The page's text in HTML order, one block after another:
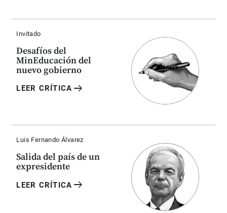
Invitado
Desafíos del
MinEducación del
nuevo gobierno
LEER CRÍTICA arrow_right_alt
Luis Fernando Álvarez
Salida del país de un
expresidente
LEER CRÍTICA arrow_right_alt